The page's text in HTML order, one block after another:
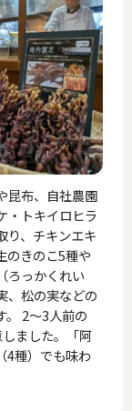
昆布、自社農園
・トキイロヒラ
り、チキンエキ
のきのこ5種や
ろっかくれい
、松の実などの
。 2～3人前の
しました。「阿
4種）でも味わ